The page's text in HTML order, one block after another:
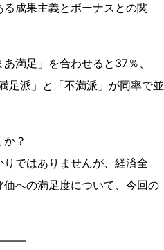
成果主義とボーナスとの関
満足」を合わせると37％、
足派」と「不満派」が同率で並
？
ではありませんが、経済全
への満足度について、今回の